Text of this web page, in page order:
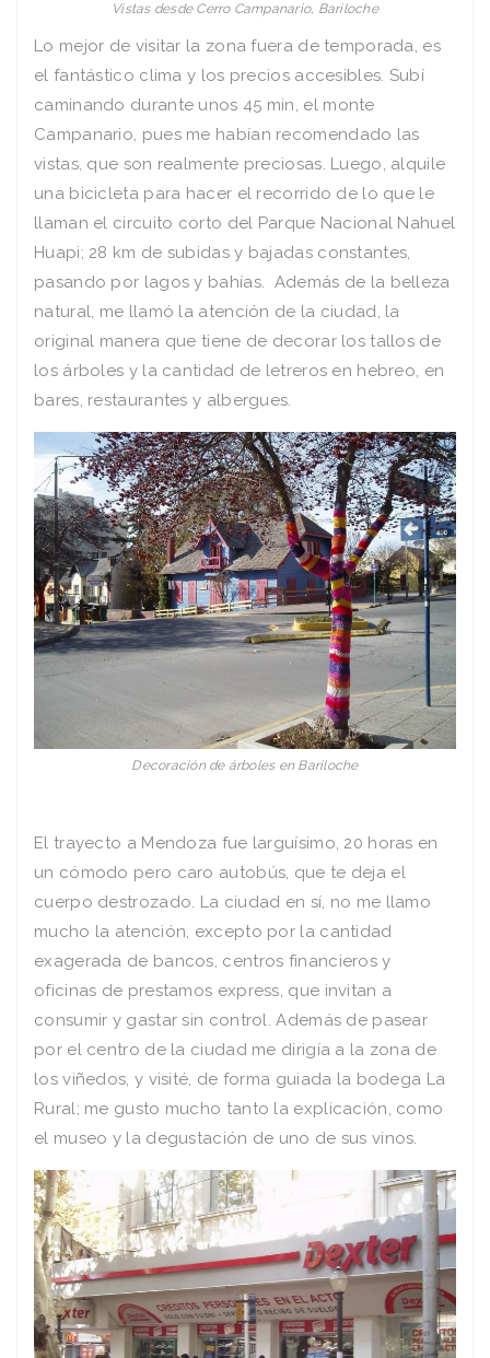
Vistas desde Cerro Campanario, Bariloche
Lo mejor de visitar la zona fuera de temporada, es
el fantástico clima y los precios accesibles. Subí
caminando durante unos 45 min, el monte
Campanario, pues me habían recomendado las
vistas, que son realmente preciosas. Luego, alquile
una bicicleta para hacer el recorrido de lo que le
llaman el circuito corto del Parque Nacional Nahuel
Huapi; 28 km de subidas y bajadas constantes,
pasando por lagos y bahías. Además de la belleza
natural, me llamó la atención de la ciudad, la
original manera que tiene de decorar los tallos de
los árboles y la cantidad de letreros en hebreo, en
bares, restaurantes y albergues.
Decoración de árboles en Bariloche
El trayecto a Mendoza fue larguísimo, 20 horas en
un cómodo pero caro autobús, que te deja el
cuerpo destrozado. La ciudad en sí, no me llamo
mucho la atención, excepto por la cantidad
exagerada de bancos, centros financieros y
oficinas de prestamos express, que invitan a
consumir y gastar sin control. Además de pasear
por el centro de la ciudad me dirigía a la zona de
los viñedos, y visité, de forma guiada la bodega La
Rural; me gusto mucho tanto la explicación, como
el museo y la degustación de uno de sus vinos.